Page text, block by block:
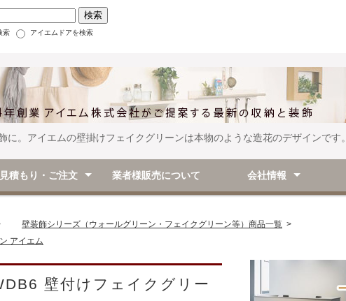
索 アイエムドアを検索
。アイエムの壁掛けフェイクグリーンは本物のような造花のデザインです。
積もり・ご注文 業者様販売について 会社情報
壁装飾シリーズ（ウォールグリーン・フェイクグリーン等）商品一覧 >
アイエム
壁付けフェイクグリー